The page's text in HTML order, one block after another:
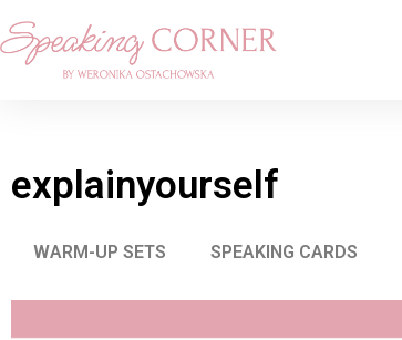
explainyourself
WARM-UP SETS SPEAKING CARDS